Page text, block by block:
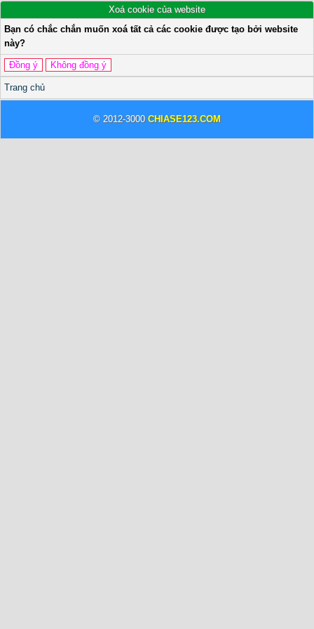
Xoá cookie của website
Bạn có chắc chắn muốn xoá tất cả các cookie được tạo bởi website
này?
Trang chủ
© 2012-3000 CHIASE123.COM